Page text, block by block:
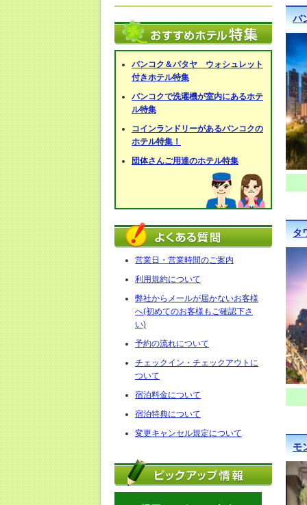
バンコク＆パタヤ ウォシュレット
付きホテル特集
バンコクで洗濯機が室内にあるホテ
ル特集
コインランドリーがあるバンコクの
ホテル特集！
団体さんご用達のホテル特集
営業日・営業時間のご案内
利用規約について
弊社からメールが届かないお客様
へ(初めてのお客様もご確認下さ
い)
予約の流れについて
チェックイン・チェックアウトに
ついて
宿泊料金について
宿泊特典について
変更キャンセル規定について
バ
タ
モ